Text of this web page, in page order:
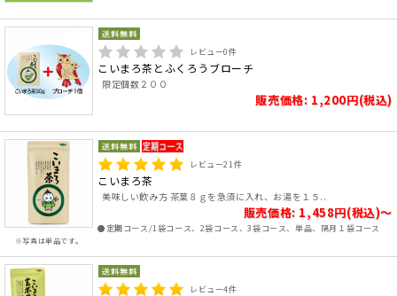
レビュー0件
こいまろ茶とふくろうブローチ
限定個数２００
販売価格: 1,200円(税込)
※写真は単品です。
レビュー21件
こいまろ茶
美味しい飲み方 茶葉８ｇを急須に入れ、お湯を１５..
販売価格: 1,458円(税込)～
●定期コース/1袋コース、2袋コース、3袋コース、単品、隔月１袋コース
レビュー4件